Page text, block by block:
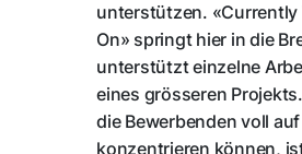
unterstützen. «Currently
On» springt hier in die
unterstützt einzelne
eines grösseren
die Bewerbenden voll
konzentrieren können,